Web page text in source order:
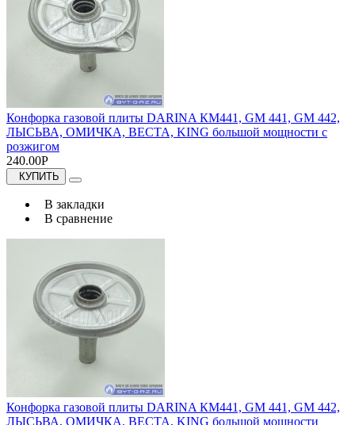
Конфорка газовой плиты DARINA КМ441, GM 441, GM 442,
ЛЫСЬВА, ОМИЧКА, ВЕСТА, KING большой мощности с
розжигом
240.00Р
КУПИТЬ
В закладки
В сравнение
Конфорка газовой плиты DARINA КМ441, GM 441, GM 442,
ЛЫСЬВА, ОМИЧКА, ВЕСТА, KING большой мощности